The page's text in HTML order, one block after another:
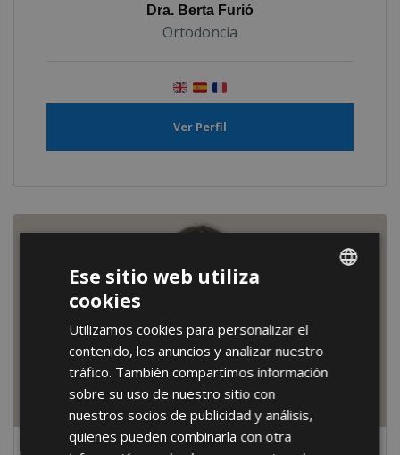
Dra. Berta Furió
Ortodoncia
Ver Perfil
FRENCH
Ese sitio web utiliza
cookies
Utilizamos cookies para personalizar el
contenido, los anuncios y analizar nuestro
tráfico. También compartimos información
sobre su uso de nuestro sitio con
nuestros socios de publicidad y análisis,
quienes pueden combinarla con otra